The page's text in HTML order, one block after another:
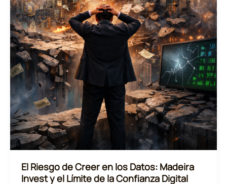
El Riesgo de Creer en los Datos: Madeira
Invest y el Límite de la Confianza Digital